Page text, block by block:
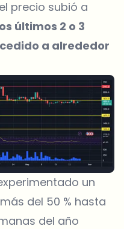
precio subió a
últimos 2 o 3
a alrededor
un
del 50 % hasta
del año